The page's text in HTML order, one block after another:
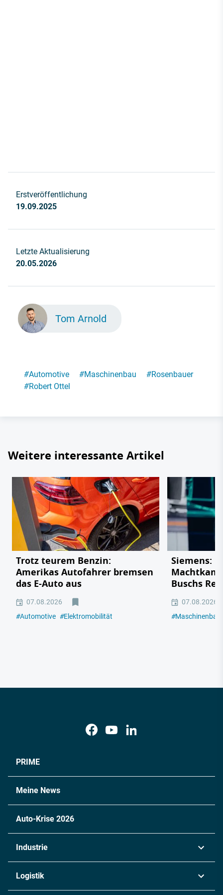
Erstveröffentlichung
19.09.2025
Letzte Aktualisierung
20.05.2026
Tom Arnold
#Automotive #Maschinenbau #Rosenbauer
#Robert Ottel
Weitere interessante Artikel
Trotz teurem Benzin:
Amerikas Autofahrer bremsen
das E-Auto aus
07.08.2026
#Automotive #Elektromobilität
Siemens:
Buschs
07.08.2026
#Maschinenbau
PRIME
Meine News
Auto-Krise 2026
Industrie
Logistik